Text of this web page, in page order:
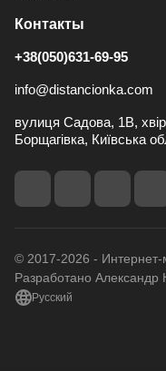
Контакты
+38(050)631-69-95
info@distancionka.com
вулиця Садова, 1В,
Борщагівка, Київська
© 2017-2026 - Интернет-
Разработано Александр
Русский